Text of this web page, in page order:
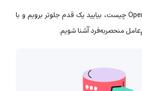
حالا که فهمیدیم OpenWrt چیست، بیایید یک قدم جلوتر برویم و با
منحصربه‌فرد آشنا شویم.